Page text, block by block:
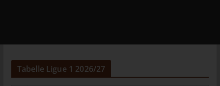
Tabelle Ligue 1 2026/27
j) Dritter
Dritter ist eine natürliche oder juristische Person, Behörde,
Einrichtung oder andere Stelle außer der betroffenen Person,